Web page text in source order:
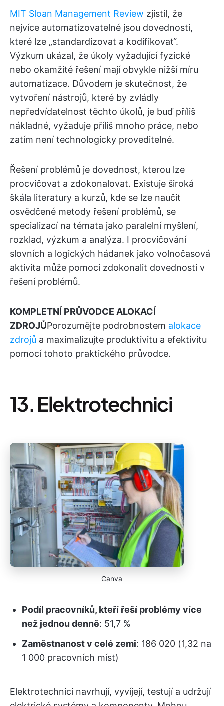
MIT Sloan Management Review zjistil, že
nejvíce automatizovatelné jsou dovednosti,
které lze „standardizovat a kodifikovat“.
Výzkum ukázal, že úkoly vyžadující fyzické
nebo okamžité řešení mají obvykle nižší míru
automatizace. Důvodem je skutečnost, že
vytvoření nástrojů, které by zvládly
nepředvídatelnost těchto úkolů, je buď příliš
nákladné, vyžaduje příliš mnoho práce, nebo
zatím není technologicky proveditelné.
Řešení problémů je dovednost, kterou lze
procvičovat a zdokonalovat. Existuje široká
škála literatury a kurzů, kde se lze naučit
osvědčené metody řešení problémů, se
specializací na témata jako paralelní myšlení,
rozklad, výzkum a analýza. I procvičování
slovních a logických hádanek jako volnočasová
aktivita může pomoci zdokonalit dovednosti v
řešení problémů.
KOMPLETNÍ PRŮVODCE ALOKACÍ
ZDROJŮPorozumějte podrobnostem alokace
zdrojů a maximalizujte produktivitu a efektivitu
pomocí tohoto praktického průvodce.
13. Elektrotechnici
Canva
Podíl pracovníků, kteří řeší problémy více
než jednou denně: 51,7 %
Zaměstnanost v celé zemi: 186 020 (1,32 na
1 000 pracovních míst)
Elektrotechnici navrhují, vyvíjejí, testují a udržují